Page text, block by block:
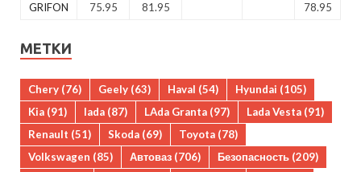
GRIFON
75.95 81.95 78.95
МЕТКИ
Chery (76) Geely (63) Haval (54) Hyundai (105)
Kia (91) lada (87) LAda Granta (97) Lada Vesta (91)
Renault (51) Skoda (69) Toyota (78)
Volkswagen (85) Автоваз (706) Безопасность (209)